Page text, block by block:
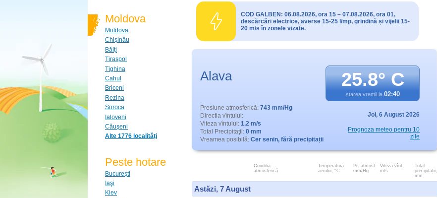
Moldova
Moldova
Chişinău
Bălţi
Tiraspol
Tighina
Cahul
Briceni
Rezina
Soroca
Ialoveni
Căuşeni
Alte 1776 localități
Peste hotare
Bucureşti
Iaşi
Kiev
COD GALBEN: 06.08.2026, ora 15 – 07.08.2026, ora 01,
descărcări electrice, averse 15-25 l/mp, grindină și vijelii 15-
20 m/s în zonele vizate.
Alava 25.8° C
starea vremii la 02:40
Presiune atmosferică: 743 mm/Hg
Directia vîntului:
Viteza vîntului: 1,2 m/s
Total Precipitaţii: 0 mm
Vreamea posibilă: Cer senin, fără precipitații
Joi, 6 August 2026
Prognoza meteo pentru 10
zile
Conditia
atmosferică
Temperatura
aerului, °C
Pr. atmosf.
mm/Hg
Viteza vînt.
m/s
Total
precipitații,
mm
Astăzi, 7 August